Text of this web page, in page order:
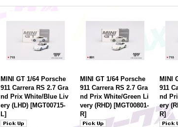
MINI GT 1/64 Porsche
911 Carrera RS 2.7 Gra
nd Prix White/Blue Liv
ery (LHD) [MGT00715-
L]
MINI GT 1/64 Porsche
911 Carrera RS 2.7 Gra
nd Prix White/Green Li
very (RHD) [MGT00801-
R]
MINI
911
nd
ery
R]